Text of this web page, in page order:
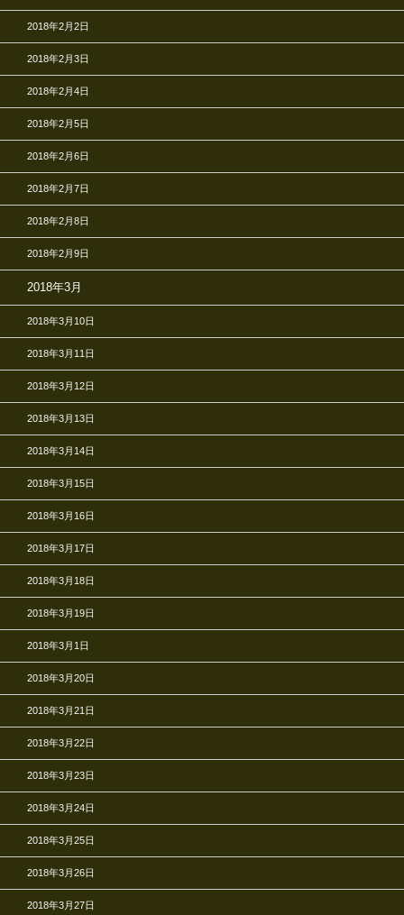
2018年2月2日
2018年2月3日
2018年2月4日
2018年2月5日
2018年2月6日
2018年2月7日
2018年2月8日
2018年2月9日
2018年3月
2018年3月10日
2018年3月11日
2018年3月12日
2018年3月13日
2018年3月14日
2018年3月15日
2018年3月16日
2018年3月17日
2018年3月18日
2018年3月19日
2018年3月1日
2018年3月20日
2018年3月21日
2018年3月22日
2018年3月23日
2018年3月24日
2018年3月25日
2018年3月26日
2018年3月27日